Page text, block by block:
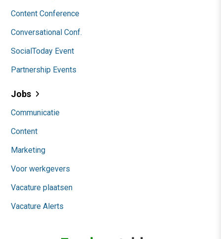
Content Conference
Conversational Conf.
SocialToday Event
Partnership Events
Jobs
Communicatie
Content
Marketing
Voor werkgevers
Vacature plaatsen
Vacature Alerts